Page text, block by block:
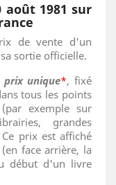
août 1981sur
de vente d'un
sortie officielle.
prix unique*, fixé
tous les points
exemple sur
grandes
prix est affiché
face arrière, la
début d'un livre